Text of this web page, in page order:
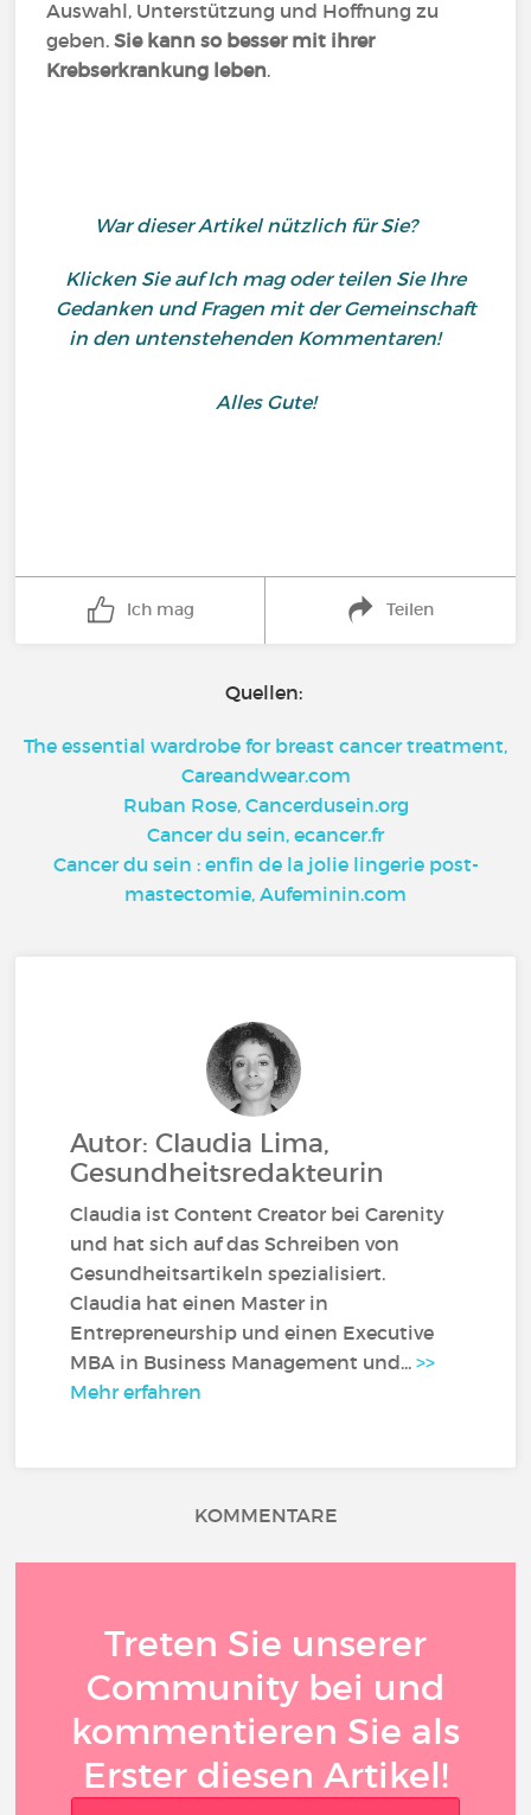
Auswahl, Unterstützung und Hoffnung zu
geben. Sie kann so besser mit ihrer
Krebserkrankung leben.
War dieser Artikel nützlich für Sie?
Klicken Sie auf Ich mag oder teilen Sie Ihre
Gedanken und Fragen mit der Gemeinschaft
in den untenstehenden Kommentaren!
Alles Gute!
Ich mag Teilen
Quellen:
The essential wardrobe for breast cancer treatment,
Careandwear.com
Ruban Rose, Cancerdusein.org
Cancer du sein, ecancer.fr
Cancer du sein : enfin de la jolie lingerie post-
mastectomie, Aufeminin.com
Autor: Claudia Lima,
Gesundheitsredakteurin
Claudia ist Content Creator bei Carenity
und hat sich auf das Schreiben von
Gesundheitsartikeln spezialisiert.
Claudia hat einen Master in
Entrepreneurship und einen Executive
MBA in Business Management und...>>
Mehr erfahren
KOMMENTARE
Treten Sie unserer
Community bei und
kommentieren Sie als
Erster diesen Artikel!